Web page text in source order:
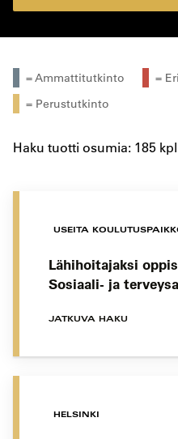
= Ammattitutkinto
=
= Perustutkinto
Haku tuotti osumia: 185 kpl
USEITA
Lähihoitajaksi
Sosiaali- ja
JATKUVA HAKU
HELSINKI